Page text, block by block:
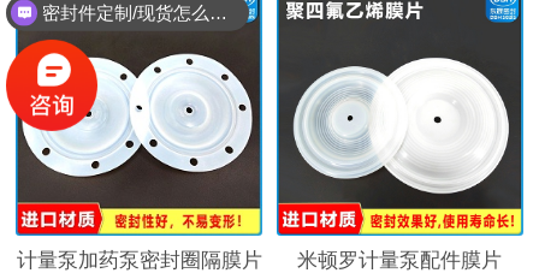
计量泵加药泵密封圈隔膜片 米顿罗计量泵配件膜片
密封件定制/现货怎么报价，起订量多少？